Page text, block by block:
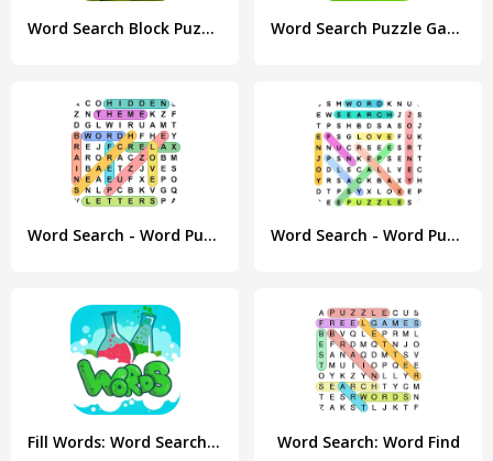
Word Search Block Puzzle Game Word Search Puzzle Game
Word Search - Word Puzzle Game Word Search - Word Puzzle Game
Fill Words: Word Search Puzzle Word Search: Word Find